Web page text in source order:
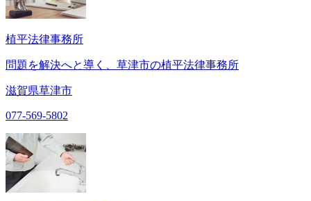
植平法律事務所
問題を解決へと導く、草津市の植平法律事務所
滋賀県草津市
077-569-5802